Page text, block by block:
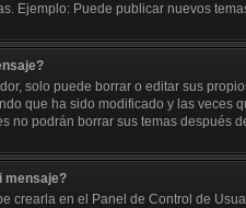
Ejemplo: Puede publicar nuevos
solo puede borrar o editar sus
que ha sido modificado y las
no podrán borrar sus temas después
mensaje?
crearla en el Panel de Control de